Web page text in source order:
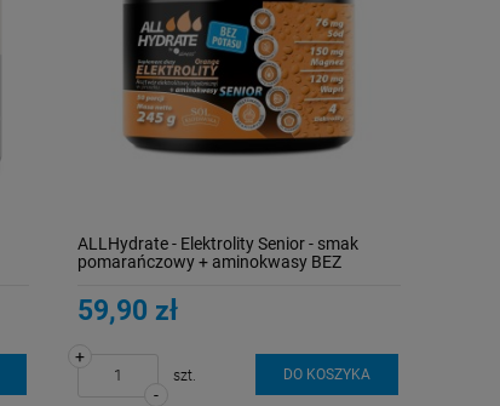
ALLHydrate - Elektrolity Senior - smak
pomarańczowy + aminokwasy BEZ
59,90 zł
-
+
szt. DO KOSZYKA